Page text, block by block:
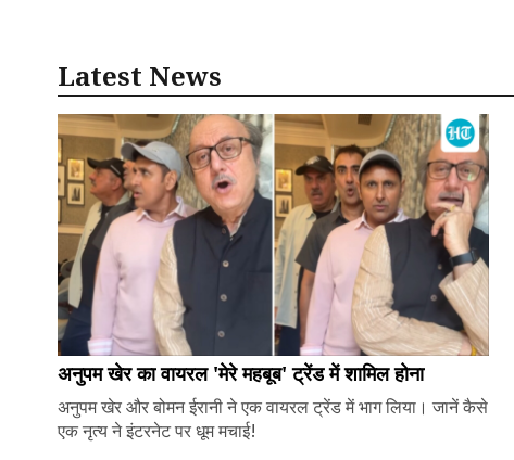
Latest News
अनुपम खेर का वायरल 'मेरे महबूब' ट्रेंड में शामिल होना
अनुपम खेर और बोमन ईरानी ने एक वायरल ट्रेंड में भाग लिया। जानें कैसे
एक नृत्य ने इंटरनेट पर धूम मचाई!